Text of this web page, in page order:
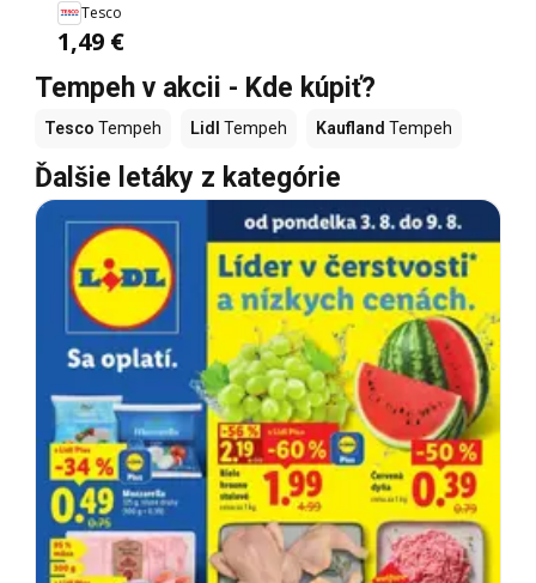
Tesco
1,49 €
Tempeh v akcii - Kde kúpiť?
Tesco Tempeh Lidl Tempeh Kaufland Tempeh
Ďalšie letáky z kategórie